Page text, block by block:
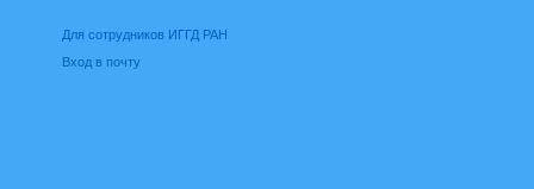
Для сотрудников ИГГД РАН
Вход в почту